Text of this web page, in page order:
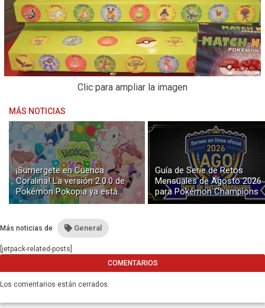
Clic para ampliar la imagen
MÁS NOTICIAS
¡Sumergete en Cuenca
Coralina! La versión 2.0.0 de
Pokémon Pokopia ya está
disponible con buceo y
Guía de Serie de Retos
Mensuales de Agosto 2026
para Pokémon Champions
Más noticias de General
[jetpack-related-posts]
COMENTARIOS
Los comentarios están cerrados.